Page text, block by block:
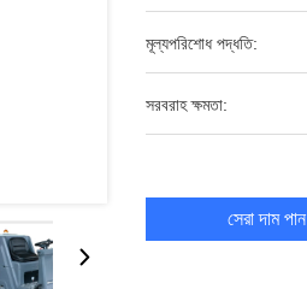
মূল্যপরিশোধ পদ্ধতি:
সরবরাহ ক্ষমতা:
সেরা দাম পান